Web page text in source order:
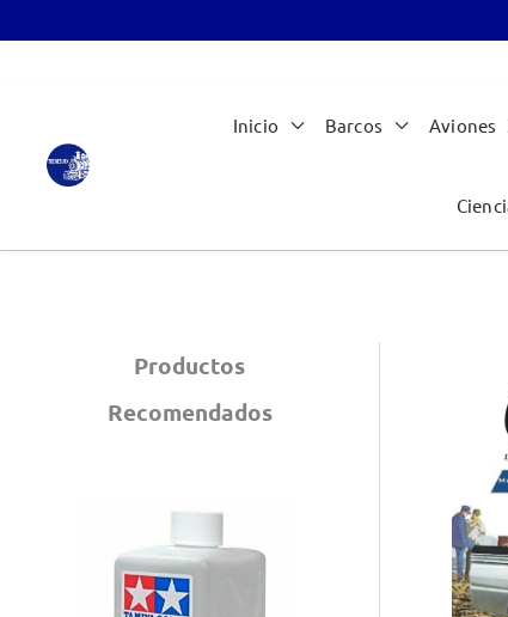
contenido
Inicio Barcos Aviones
Productos
Recomendados